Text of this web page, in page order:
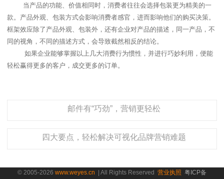
当产品的功能、价值相同时，消费者往往会选择包装更为精美的一
款。产品外观、包装方式会影响消费者感官，进而影响他们的购买决策。
框架效应除了产品外观、包装外，还有企业对产品的描述，同一产品，不
同的视角，不同的描述方式，会导致截然相反的结论。
如果企业能够掌握以上几大消费行为惯性，并进行巧妙利用，便能
轻松赢得更多的客户，成交更多的订单。
邮件有“巧劲”，营销更轻松
四大要点，轻松解决可视化品牌营销难题
© 2005-2026 www.weyes.cn | All Rights Reserved 营业执照 粤ICP备